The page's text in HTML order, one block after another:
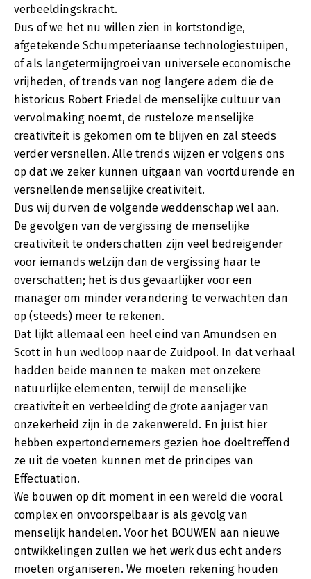
verbeeldingskracht.
Dus of we het nu willen zien in kortstondige,
afgetekende Schumpeteriaanse technologiestuipen,
of als langetermijngroei van universele economische
vrijheden, of trends van nog langere adem die de
historicus Robert Friedel de menselijke cultuur van
vervolmaking noemt, de rusteloze menselijke
creativiteit is gekomen om te blijven en zal steeds
verder versnellen. Alle trends wijzen er volgens ons
op dat we zeker kunnen uitgaan van voortdurende en
versnellende menselijke creativiteit.
Dus wij durven de volgende weddenschap wel aan.
De gevolgen van de vergissing de menselijke
creativiteit te onderschatten zijn veel bedreigender
voor iemands welzijn dan de vergissing haar te
overschatten; het is dus gevaarlijker voor een
manager om minder verandering te verwachten dan
op (steeds) meer te rekenen.
Dat lijkt allemaal een heel eind van Amundsen en
Scott in hun wedloop naar de Zuidpool. In dat verhaal
hadden beide mannen te maken met onzekere
natuurlijke elementen, terwijl de menselijke
creativiteit en verbeelding de grote aanjager van
onzekerheid zijn in de zakenwereld. En juist hier
hebben expertondernemers gezien hoe doeltreffend
ze uit de voeten kunnen met de principes van
Effectuation.
We bouwen op dit moment in een wereld die vooral
complex en onvoorspelbaar is als gevolg van
menselijk handelen. Voor het BOUWEN aan nieuwe
ontwikkelingen zullen we het werk dus echt anders
moeten organiseren. We moeten rekening houden